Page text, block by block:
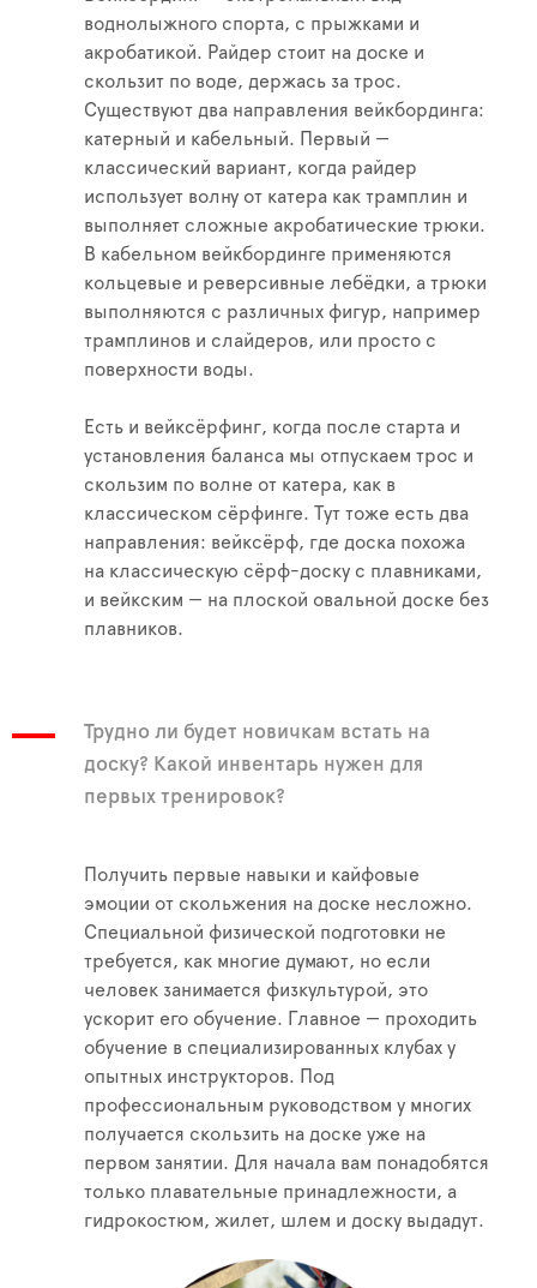
воднолыжного спорта, с прыжками и
акробатикой. Райдер стоит на доске и
скользит по воде, держась за трос.
Существуют два направления вейкбординга:
катерный и кабельный. Первый —
классический вариант, когда райдер
использует волну от катера как трамплин и
выполняет сложные акробатические трюки.
В кабельном вейкбординге применяются
кольцевые и реверсивные лебёдки, а трюки
выполняются с различных фигур, например
трамплинов и слайдеров, или просто с
поверхности воды.
Есть и вейксёрфинг, когда после старта и
установления баланса мы отпускаем трос и
скользим по волне от катера, как в
классическом сёрфинге. Тут тоже есть два
направления: вейксёрф, где доска похожа
на классическую сёрф-доску с плавниками,
и вейкским — на плоской овальной доске без
плавников.
Трудно ли будет новичкам встать на
доску? Какой инвентарь нужен для
первых тренировок?
Получить первые навыки и кайфовые
эмоции от скольжения на доске несложно.
Специальной физической подготовки не
требуется, как многие думают, но если
человек занимается физкультурой, это
ускорит его обучение. Главное — проходить
обучение в специализированных клубах у
опытных инструкторов. Под
профессиональным руководством у многих
получается скользить на доске уже на
первом занятии. Для начала вам понадобятся
только плавательные принадлежности, а
гидрокостюм, жилет, шлем и доску выдадут.